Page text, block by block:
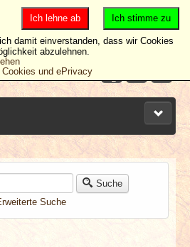
Suche
Suche
Ich stimme zu
Ich lehne ab
damit einverstanden, dass wir Cookies
abzulehnen.
und ePrivacy